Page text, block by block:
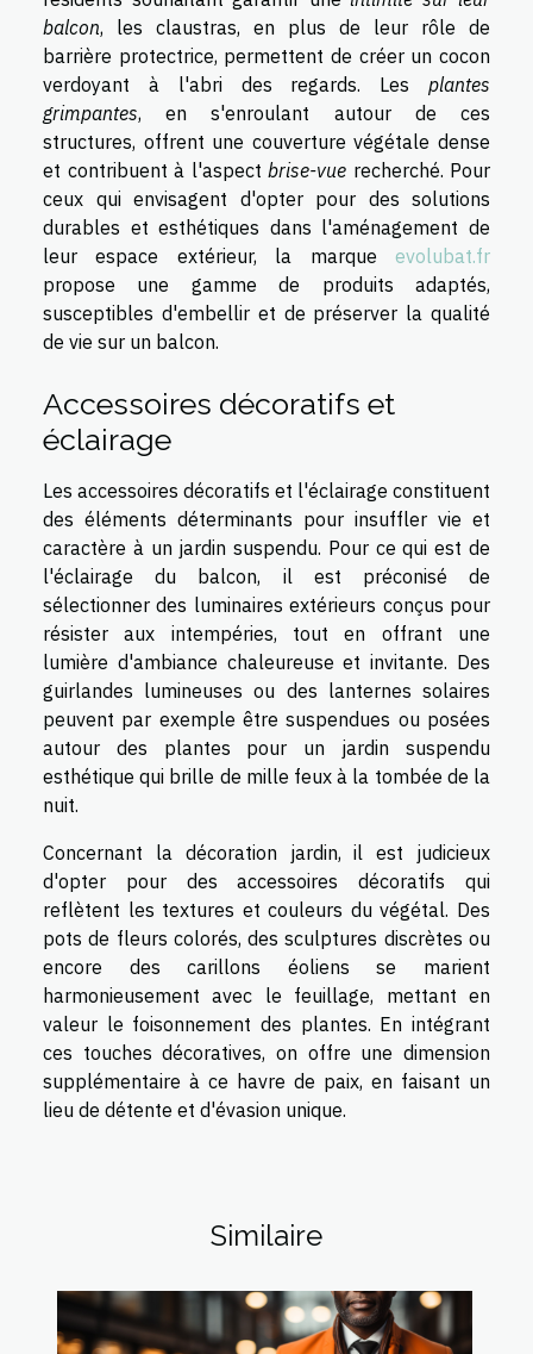
balcon, les claustras, en plus de leur rôle de
barrière protectrice, permettent de créer un cocon
verdoyant à l'abri des regards. Les plantes
grimpantes, en s'enroulant autour de ces
structures, offrent une couverture végétale dense
et contribuent à l'aspect brise-vue recherché. Pour
ceux qui envisagent d'opter pour des solutions
durables et esthétiques dans l'aménagement de
leur espace extérieur, la marque evolubat.fr
propose une gamme de produits adaptés,
susceptibles d'embellir et de préserver la qualité
de vie sur un balcon.
Accessoires décoratifs et
éclairage
Les accessoires décoratifs et l'éclairage constituent
des éléments déterminants pour insuffler vie et
caractère à un jardin suspendu. Pour ce qui est de
l'éclairage du balcon, il est préconisé de
sélectionner des luminaires extérieurs conçus pour
résister aux intempéries, tout en offrant une
lumière d'ambiance chaleureuse et invitante. Des
guirlandes lumineuses ou des lanternes solaires
peuvent par exemple être suspendues ou posées
autour des plantes pour un jardin suspendu
esthétique qui brille de mille feux à la tombée de la
nuit.
Concernant la décoration jardin, il est judicieux
d'opter pour des accessoires décoratifs qui
reflètent les textures et couleurs du végétal. Des
pots de fleurs colorés, des sculptures discrètes ou
encore des carillons éoliens se marient
harmonieusement avec le feuillage, mettant en
valeur le foisonnement des plantes. En intégrant
ces touches décoratives, on offre une dimension
supplémentaire à ce havre de paix, en faisant un
lieu de détente et d'évasion unique.
Similaire